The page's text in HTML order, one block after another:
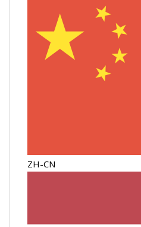
ZH-CN